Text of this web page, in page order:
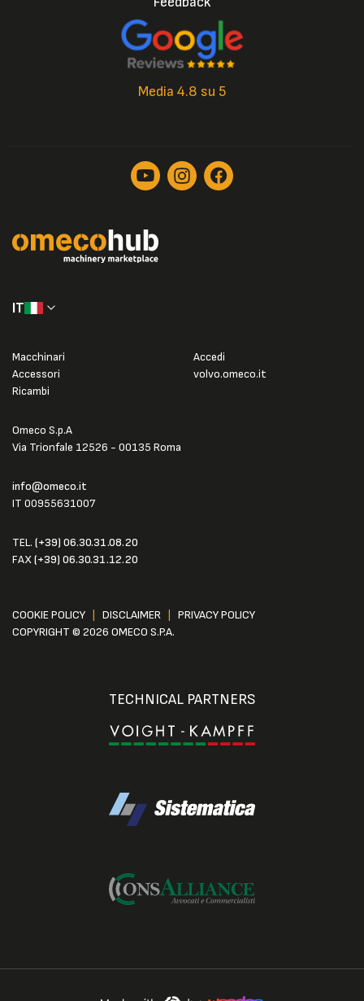
Media 4.8 su 5
IT
Omeco S.p.A
Via Trionfale 12526 - 00135 Roma
info@omeco.it
IT 00955631007
TEL. (+39) 06.30.31.08.20
FAX(+39) 06.30.31.12.20
Macchinari
Accessori
Ricambi
Accedi
volvo.omeco.it
COOKIE POLICY DISCLAIMER
PRIVACY POLICY
COPYRIGHT © 2026 OMECO S.P.A.
TECHNICAL PARTNERS